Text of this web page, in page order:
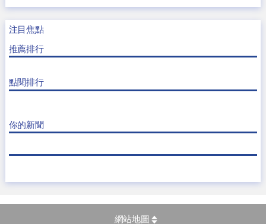
注目焦點
推薦排行
點閱排行
你的新聞
網站地圖